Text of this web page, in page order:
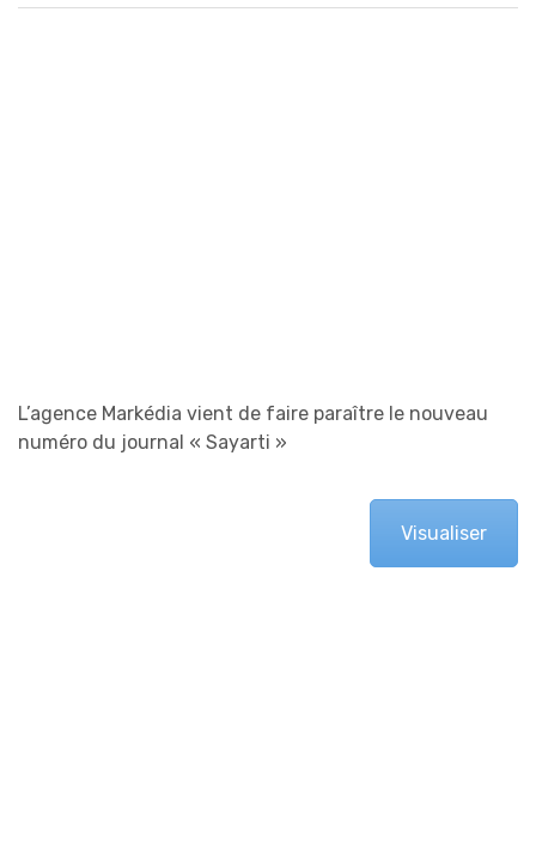
L’agence Markédia vient de faire paraître le nouveau
numéro du journal « Sayarti »
Visualiser